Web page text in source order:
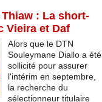
: La short-
Vieira et Daf
Alors que le DTN
Souleymane Diallo a été
sollicité pour assurer
l'intérim en septembre,
la recherche du
sélectionneur titulaire